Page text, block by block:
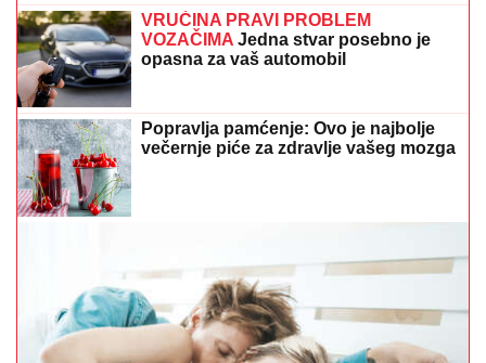
VRUĆINA PRAVI PROBLEM
VOZAČIMA Jedna stvar posebno je
opasna za vaš automobil
Popravlja pamćenje: Ovo je najbolje
večernje piće za zdravlje vašeg mozga